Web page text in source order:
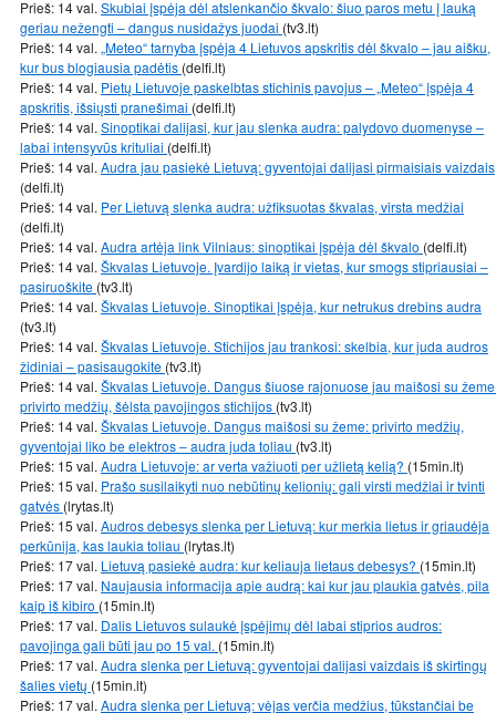
Prieš: 14 val. Skubiai įspėja dėl atslenkančio škvalo: šiuo paros metu į lauką
geriau nežengti – dangus nusidažys juodai (tv3.lt)
Prieš: 14 val. „Meteo“ tarnyba įspėja 4 Lietuvos apskritis dėl škvalo – jau aišku,
kur bus blogiausia padėtis (delfi.lt)
Prieš: 14 val. Pietų Lietuvoje paskelbtas stichinis pavojus – „Meteo“ įspėja 4
apskritis, išsiųsti pranešimai (delfi.lt)
Prieš: 14 val. Sinoptikai dalijasi, kur jau slenka audra: palydovo duomenyse –
labai intensyvūs krituliai (delfi.lt)
Prieš: 14 val. Audra jau pasiekė Lietuvą: gyventojai dalijasi pirmaisiais vaizdais
(delfi.lt)
Prieš: 14 val. Per Lietuvą slenka audra: užfiksuotas škvalas, virsta medžiai
(delfi.lt)
Prieš: 14 val. Audra artėja link Vilniaus: sinoptikai įspėja dėl škvalo (delfi.lt)
Prieš: 14 val. Škvalas Lietuvoje. Įvardijo laiką ir vietas, kur smogs stipriausiai –
pasiruoškite (tv3.lt)
Prieš: 14 val. Škvalas Lietuvoje. Sinoptikai įspėja, kur netrukus drebins audra
(tv3.lt)
Prieš: 14 val. Škvalas Lietuvoje. Stichijos jau trankosi: skelbia, kur juda audros
židiniai – pasisaugokite (tv3.lt)
Prieš: 14 val. Škvalas Lietuvoje. Dangus šiuose rajonuose jau maišosi su
privirto medžių, šėlsta pavojingos stichijos (tv3.lt)
Prieš: 14 val. Škvalas Lietuvoje. Dangus maišosi su žeme: privirto medžių,
gyventojai liko be elektros – audra juda toliau (tv3.lt)
Prieš: 15 val. Audra Lietuvoje: ar verta važiuoti per užlietą kelią? (15min.lt)
Prieš: 15 val. Prašo susilaikyti nuo nebūtinų kelionių: gali virsti medžiai ir tvinti
gatvės (lrytas.lt)
Prieš: 15 val. Audros debesys slenka per Lietuvą: kur merkia lietus ir griaudėja
perkūnija, kas laukia toliau (lrytas.lt)
Prieš: 17 val. Lietuvą pasiekė audra: kur keliauja lietaus debesys? (15min.lt)
Prieš: 17 val. Naujausia informacija apie audrą: kai kur jau plaukia gatvės, pila
kaip iš kibiro (15min.lt)
Prieš: 17 val. Dalis Lietuvos sulaukė įspėjimų dėl labai stiprios audros:
pavojinga gali būti jau po 15 val. (15min.lt)
Prieš: 17 val. Audra slenka per Lietuvą: gyventojai dalijasi vaizdais iš skirtingų
šalies vietų (15min.lt)
Prieš: 17 val. Audra slenka per Lietuvą: vėjas verčia medžius, tūkstančiai be